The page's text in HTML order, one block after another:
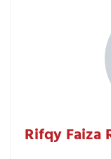
Rifqy Faiza